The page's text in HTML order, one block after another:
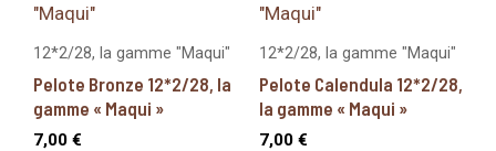
12*2/28, la gamme "Maqui"
Pelote Bronze 12*2/28, la
gamme « Maqui »
7,00 €
12*2/28, la gamme "Maqui"
Pelote Calendula 12*2/28,
la gamme « Maqui »
7,00 €